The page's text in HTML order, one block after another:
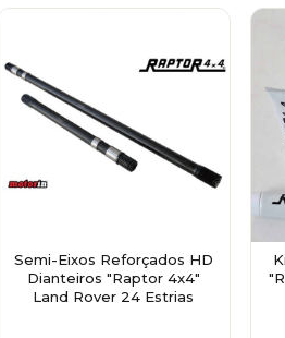
110,00€
Semi-Eixos Reforçados HD
Dianteiros "Raptor 4x4"
Land Rover 24 Estrias